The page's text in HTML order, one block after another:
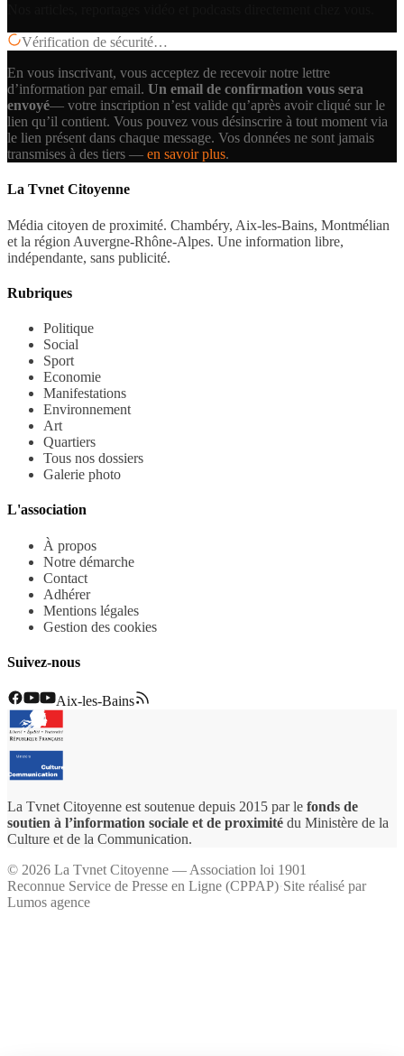
Vérification de sécurité…
En vous inscrivant, vous acceptez de recevoir notre lettre
d’information par email. Un email de confirmation vous sera
envoyé— votre inscription n’est valide qu’après avoir cliqué sur le
lien qu’il contient. Vous pouvez vous désinscrire à tout moment via
le lien présent dans chaque message. Vos données ne sont jamais
transmises à des tiers — en savoir plus.
La Tvnet Citoyenne
Média citoyen de proximité. Chambéry, Aix-les-Bains, Montmélian
et la région Auvergne-Rhône-Alpes. Une information libre,
indépendante, sans publicité.
Rubriques
Politique
Social
Sport
Economie
Manifestations
Environnement
Art
Quartiers
Tous nos dossiers
Galerie photo
L'association
À propos
Notre démarche
Contact
Adhérer
Mentions légales
Gestion des cookies
Suivez-nous
Aix-les-Bains
La Tvnet Citoyenne est soutenue depuis 2015 par le fonds de
soutien à l’information sociale et de proximité du Ministère de la
Culture et de la Communication.
© 2026 La Tvnet Citoyenne — Association loi 1901
Reconnue Service de Presse en Ligne (CPPAP)·Site réalisé par
Lumos agence